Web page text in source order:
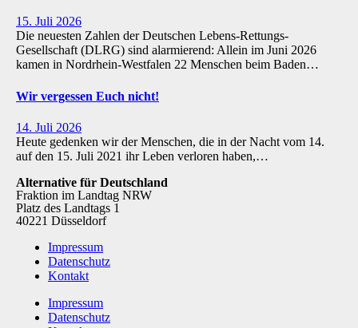
15. Juli 2026
Die neuesten Zahlen der Deutschen Lebens-Rettungs-
Gesellschaft (DLRG) sind alarmierend: Allein im Juni 2026
kamen in Nordrhein-Westfalen 22 Menschen beim Baden…
Wir vergessen Euch nicht!
14. Juli 2026
Heute gedenken wir der Menschen, die in der Nacht vom 14.
auf den 15. Juli 2021 ihr Leben verloren haben,…
Alternative für Deutschland
Fraktion im Landtag NRW
Platz des Landtags 1
40221 Düsseldorf
Impressum
Datenschutz
Kontakt
Impressum
Datenschutz